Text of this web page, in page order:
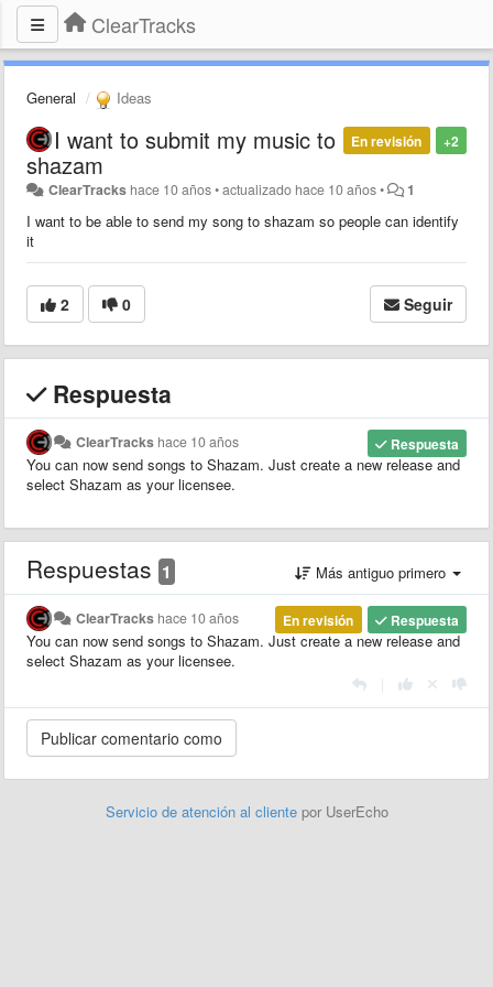
ClearTracks
General Ideas
+2
En revisión
I want to submit my music to
shazam
ClearTracks hace 10 años•actualizado hace 10 años• 1
I want to be able to send my song to shazam so people can identify
it
2 0 Seguir
Respuesta
Respuesta
ClearTracks hace 10 años
You can now send songs to Shazam. Just create a new release and
select Shazam as your licensee.
Respuestas 1 Más antiguo primero
Respuesta
En revisión
ClearTracks hace 10 años
You can now send songs to Shazam. Just create a new release and
select Shazam as your licensee.
Servicio de atención al cliente por UserEcho